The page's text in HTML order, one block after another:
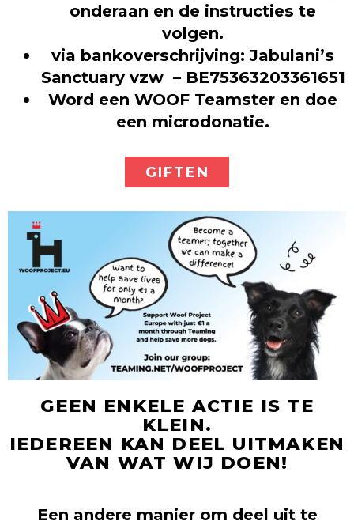
onderaan en de instructies te
volgen.
via bankoverschrijving: Jabulani’s
Sanctuary vzw – BE75363203361651
Word een WOOF Teamster en doe
een microdonatie.
GIFTEN
GEEN ENKELE ACTIE IS TE
KLEIN.
IEDEREEN KAN DEEL UITMAKEN
VAN WAT WIJ DOEN!
Een andere manier om deel uit te